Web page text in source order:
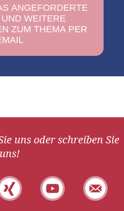
uns oder schreiben Sie
uns!